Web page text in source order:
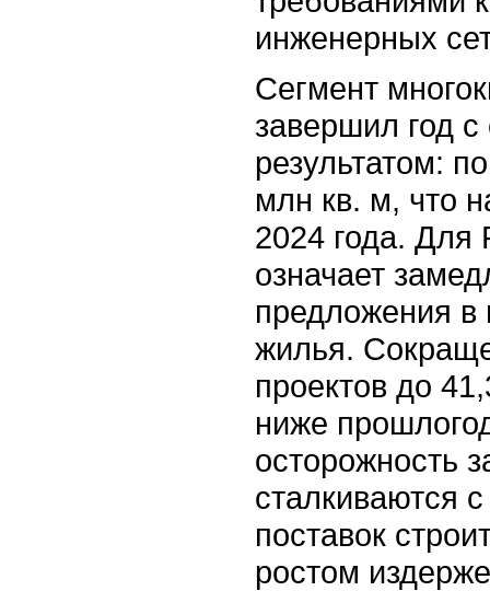
инженерных
Сегмент
завершил год
результатом:
млн кв. м, что
2024 года. Для
означает
предложения в
жилья.
проектов до
ниже
осторожность
сталкиваются
поставок
ростом